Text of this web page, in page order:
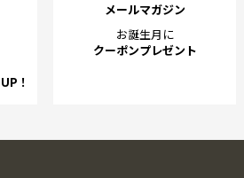
！
メールマガジン
お誕生月に
クーポンプレゼント